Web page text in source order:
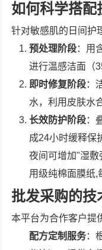
如何科学搭配
针对敏感肌的日间护
预处理阶段：用
进行温感洁面（
即时修复阶段：
水，利用皮肤水
长效防护阶段：
成24小时缓释保
夜间可增加"湿
用级纯棉面膜纸,
批发采购的技
本平台为合作客户提
配方定制服务：